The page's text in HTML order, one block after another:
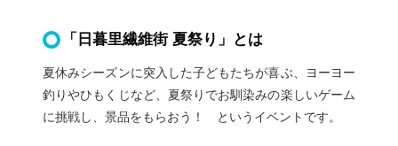
「日暮里繊維街 夏祭り」とは
夏休みシーズンに突入した子どもたちが喜ぶ、ヨーヨー
釣りやひもくじなど、夏祭りでお馴染みの楽しいゲーム
に挑戦し、景品をもらおう！ というイベントです。